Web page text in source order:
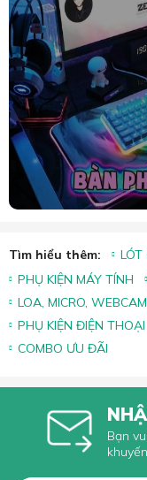
Tìm hiểu thêm: LÓT
PHỤ KIỆN MÁY TÍNH
LOA, MICRO, WEBCAM
PHỤ KIỆN ĐIỆN THOẠI
COMBO ƯU ĐÃI
Bạn